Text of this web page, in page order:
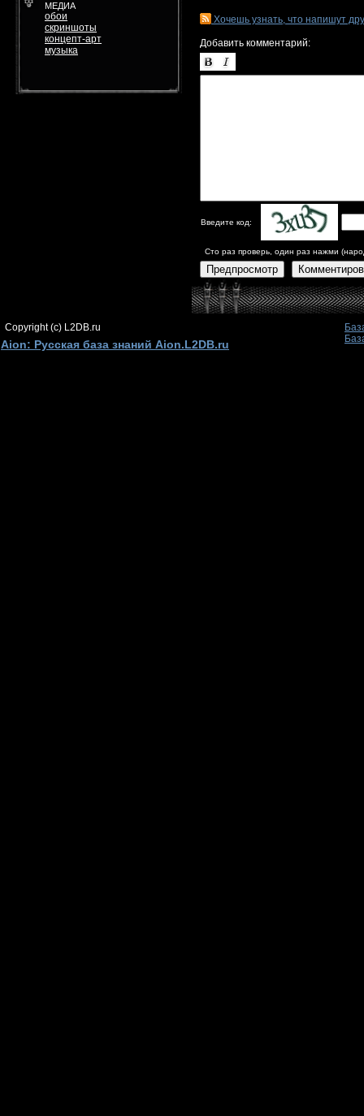
МЕДИА
обои
скриншоты
концепт-арт
музыка
Хочешь узнать, что напишут
Добавить комментарий:
Введите код:
Сто раз проверь, один раз нажми
Предпросмотр
Copyright (c) L2DB.ru
Aion: Русская база знаний Aion.L2DB.ru